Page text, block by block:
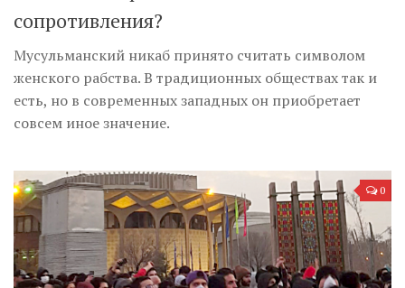
сопротивления?
Мусульманский никаб принято считать символом
женского рабства. В традиционных обществах так и
есть, но в современных западных он приобретает
совсем иное значение.
0